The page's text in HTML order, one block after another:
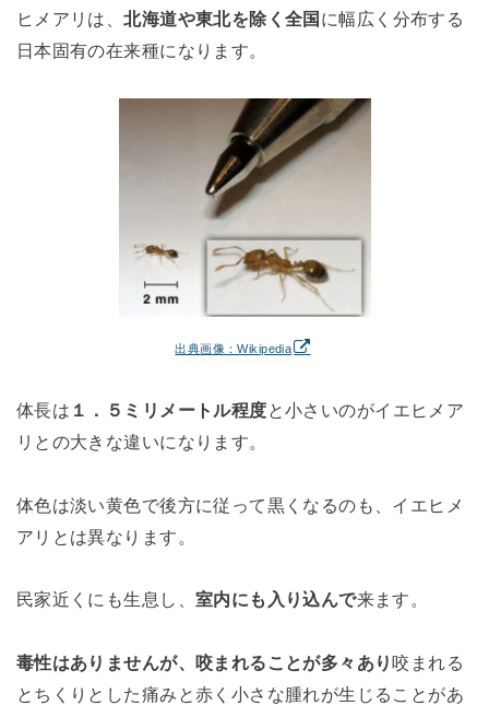
ヒメアリは、北海道や東北を除く全国 に幅広く分布する
日本固有の在来種になります。
出典画像：Wikipedia
体長は １．５ミリメートル程度と小さいのがイエヒメア
リとの大きな違いになります。
体色は淡い黄色で後方に従って黒くなるのも、イエヒメ
アリとは異なります。
民家近くにも生息し、 室内にも入り込んで来ます。
毒性はありませんが、咬まれることが多々あり咬まれる
とちくりとした痛みと赤く小さな腫れが生じることがあ